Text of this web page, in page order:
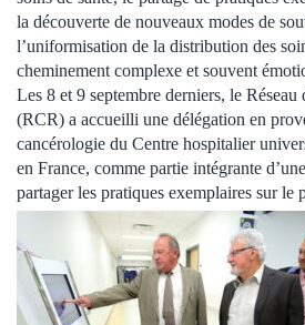
la découverte de nouveaux modes de
l’uniformisation de la distribution des
cheminement complexe et souvent
Les 8 et 9 septembre derniers, le
(RCR) a accueilli une délégation en
cancérologie du Centre hospitalier
en France, comme partie intégrante
partager les pratiques exemplaires sur le